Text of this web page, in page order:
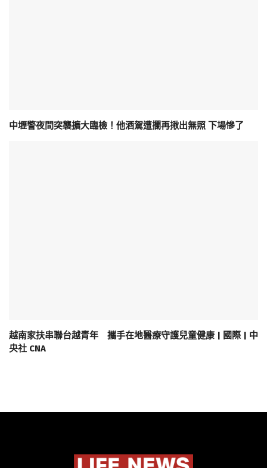
中壢警夜間突襲擴大臨檢！他酒駕遭攔再揪出無照 下場慘了
越南家扶串聯台越青年 攜手在地醫療守護兒童健康 | 國際 | 中
央社 CNA